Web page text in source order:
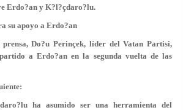
Erdo?an y K?l?çdaro?lu.
su apoyo a Erdo?an
Do?u Perinçek, líder del Vatan Partisi,
a Erdo?an en la segunda vuelta de las
ha asumido ser una herramienta del